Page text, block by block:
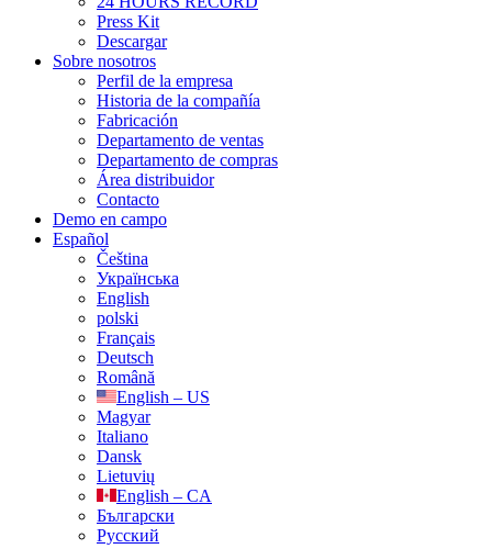
Press Kit
Descargar
Sobre nosotros
Perfil de la empresa
Historia de la compañía
Fabricación
Departamento de ventas
Departamento de compras
Área distribuidor
Contacto
Demo en campo
Español
Čeština
Українська
English
polski
Français
Deutsch
Română
English – US
Magyar
Italiano
Dansk
Lietuvių
English – CA
Български
Русский